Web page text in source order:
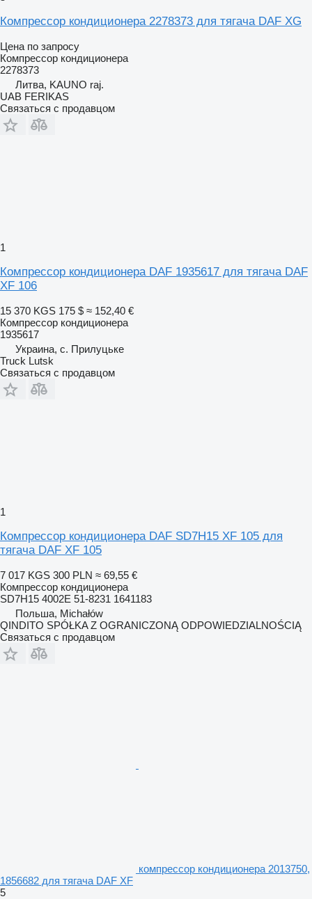
Компрессор кондиционера 2278373 для тягача DAF XG
Цена по запросу
Компрессор кондиционера
2278373
Литва, KAUNO raj.
UAB FERIKAS
Связаться с продавцом
1
Компрессор кондиционера DAF 1935617 для тягача DAF
XF 106
15 370 KGS 175 $ ≈ 152,40 €
Компрессор кондиционера
1935617
Украина, с. Прилуцьке
Truck Lutsk
Связаться с продавцом
1
Компрессор кондиционера DAF SD7H15 XF 105 для
тягача DAF XF 105
7 017 KGS 300 PLN ≈ 69,55 €
Компрессор кондиционера
SD7H15 4002E 51-8231 1641183
Польша, Michałów
QINDITO SPÓŁKA Z OGRANICZONĄ ODPOWIEDZIALNOŚCIĄ
Связаться с продавцом
компрессор кондиционера 2013750,
1856682 для тягача DAF XF
5